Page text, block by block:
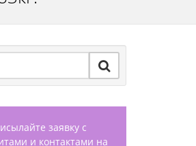
заявку с
и контактами на